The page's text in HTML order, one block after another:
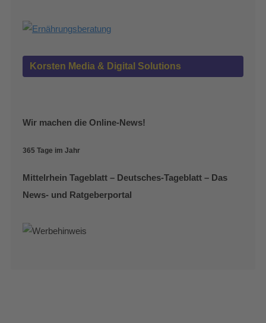
Korsten Media & Digital Solutions
Wir machen die Online-News!
365 Tage im Jahr
Mittelrhein Tageblatt – Deutsches-Tageblatt – Das
News- und Ratgeberportal